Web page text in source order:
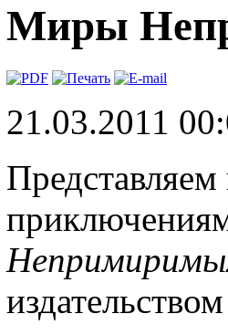
Миры
21.03.2011
издательством